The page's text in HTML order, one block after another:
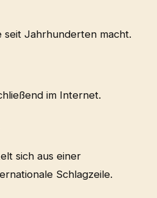
seit Jahrhunderten macht.
im Internet.
sich aus einer
Schlagzeile.